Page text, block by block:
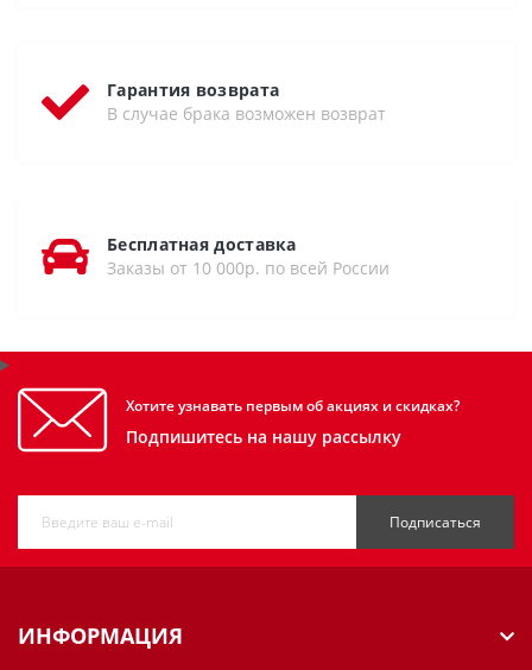
Гарантия возврата
В случае брака возможен возврат
Бесплатная доставка
Заказы от 10 000р. по всей России
Хотите узнавать первым об акциях и скидках?
Подпишитесь на нашу рассылку
Подписаться
ИНФОРМАЦИЯ